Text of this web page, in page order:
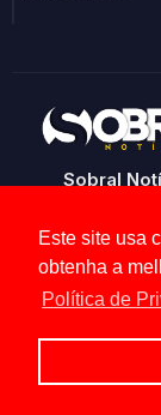
Este site usa
obtenha a
Política de
Sobral
Home
Now